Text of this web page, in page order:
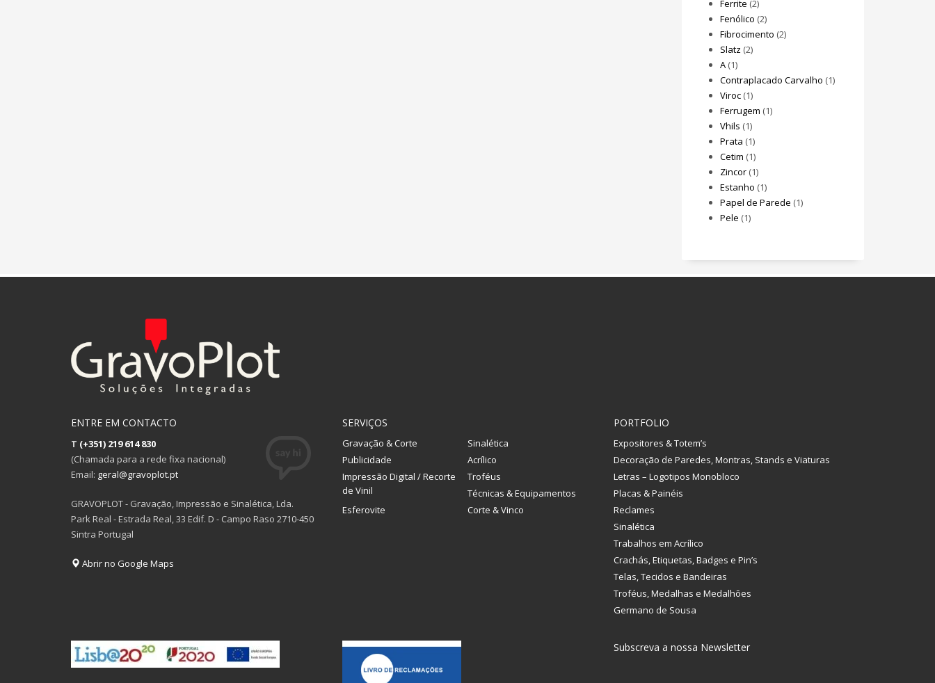
Ferrite (2)
Fenólico (2)
Fibrocimento (2)
Slatz (2)
A(1)
Contraplacado Carvalho (1)
Viroc(1)
Ferrugem (1)
Vhils (1)
Prata (1)
Cetim (1)
Zincor(1)
Estanho (1)
Papel de Parede (1)
Pele (1)
ENTRE EM CONTACTO
T (+351) 219 614 830
(Chamada para a rede fixa nacional)
Email: geral@gravoplot.pt
GRAVOPLOT - Gravação, Impressão e Sinalética, Lda.
Park Real - Estrada Real, 33 Edif. D - Campo Raso 2710-450
Sintra Portugal
Abrir no Google Maps
SERVIÇOS
Gravação & Corte
Sinalética
Publicidade
Acrílico
Impressão Digital / Recorte
de Vinil
Troféus
Técnicas & Equipamentos
Esferovite
Corte & Vinco
PORTFOLIO
Expositores & Totem’s
Decoração de Paredes, Montras, Stands e Viaturas
Letras – Logotipos Monobloco
Placas & Painéis
Reclames
Sinalética
Trabalhos em Acrílico
Crachás, Etiquetas, Badges e Pin’s
Telas, Tecidos e Bandeiras
Troféus, Medalhas e Medalhões
Germano de Sousa
Subscreva a nossa Newsletter